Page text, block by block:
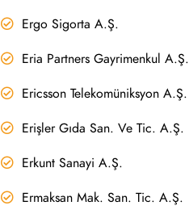
Ergo Sigorta A.Ş.
Eria Partners Gayrimenkul A.Ş.
Ericsson Telekomüniksyon A.Ş.
Erişler Gıda San. Ve Tic. A.Ş.
Erkunt Sanayi A.Ş.
Ermaksan Mak. San. Tic. A.Ş.